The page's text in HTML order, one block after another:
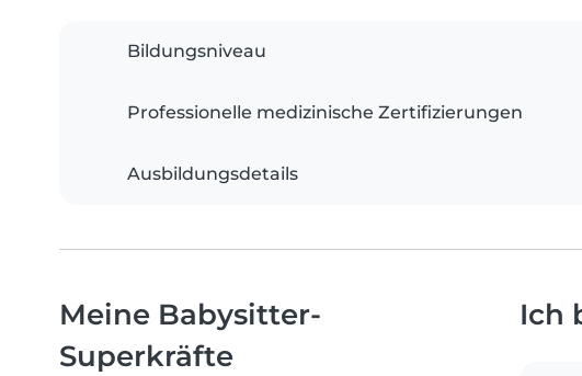
Bildungsniveau
Professionelle medizinische Zertifizierungen
Ausbildungsdetails
Meine Babysitter-
Superkräfte
Ich